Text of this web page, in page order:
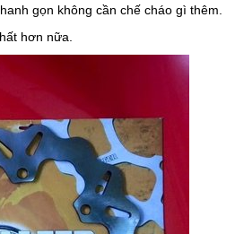
gọn không cần chế cháo gì thêm.
hơn nữa.